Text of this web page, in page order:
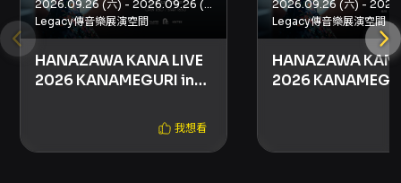
食、飲料、任何種類之金屬、玻璃、寶特瓶容
器、雷射筆、煙火或其他危險物品。 - 可用手機
拍攝，但禁止全程錄影或錄音；嚴禁使用單眼相
機、專業攝影機、DV、錄音設備等專業器材。 -
權通路購票或透過陌生代購購票，主辦與 KKTIX
不保證該等票券之真實性。 - 非供自用而加價轉
Legacy傳音樂展演空間
HANAZAWA KANA LIVE
2026 KANAMEGURI in
我想看
Legacy傳音樂展演空間
HANAZAWA
2026